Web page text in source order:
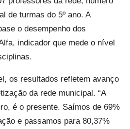
de turmas do 5º ano. A
o desempenho dos
indicador que mede o nível
os resultados refletem avanço
da rede municipal. “A
é o presente. Saímos de 69%
e passamos para 80,37%